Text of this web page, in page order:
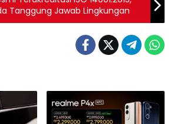
Tanggung Jawab Lingkungan